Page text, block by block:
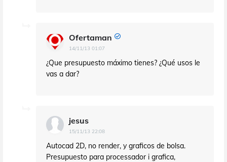
Ofertaman
14/11/13 01:07
¿Que presupuesto máximo tienes? ¿Qué usos le
vas a dar?
jesus
15/11/13 22:08
Autocad 2D, no render, y graficos de bolsa.
Presupuesto para processador i grafica,